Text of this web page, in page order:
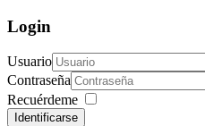
Login
Usuario
Contraseña
Recuérdeme
Identificarse